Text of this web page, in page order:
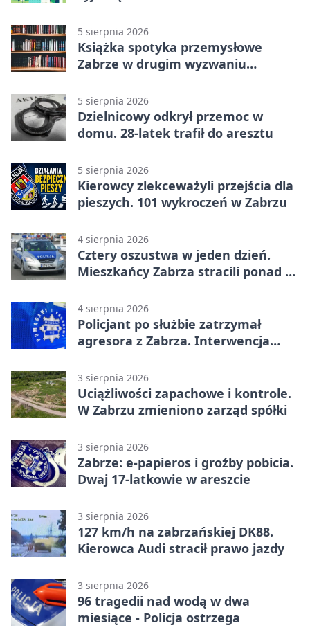
5 sierpnia 2026
Książka spotyka przemysłowe
Zabrze w drugim wyzwaniu
5 sierpnia 2026
Dzielnicowy odkrył przemoc w
domu. 28-latek trafił do aresztu
5 sierpnia 2026
Kierowcy zlekceważyli przejścia dla
pieszych. 101 wykroczeń w Zabrzu
4 sierpnia 2026
Cztery oszustwa w jeden dzień.
Mieszkańcy Zabrza stracili ponad 6
4 sierpnia 2026
Policjant po służbie zatrzymał
agresora z Zabrza. Interwencja
3 sierpnia 2026
Uciążliwości zapachowe i kontrole.
W Zabrzu zmieniono zarząd spółki
3 sierpnia 2026
Zabrze: e-papieros i groźby pobicia.
Dwaj 17-latkowie w areszcie
3 sierpnia 2026
127 km/h na zabrzańskiej DK88.
Kierowca Audi stracił prawo jazdy
3 sierpnia 2026
96 tragedii nad wodą w dwa
miesiące - Policja ostrzega